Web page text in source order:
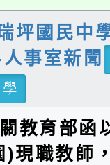
坪國民中
事室新聞
教育部函
)現職教師